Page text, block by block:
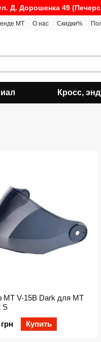
Д. Дорошенка 49
MT О нас Скидки%
Кросс,
MT V-15B Dark для MT
S
Купить